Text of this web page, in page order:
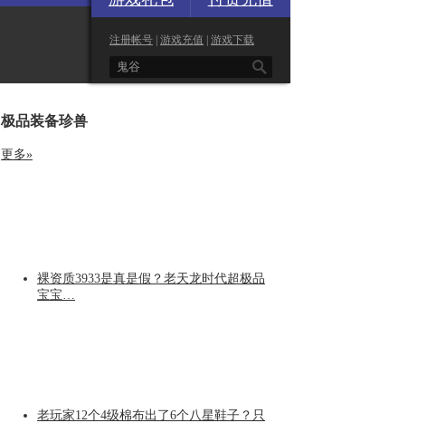
注册帐号 游戏充值 游戏下载

极品装备珍兽
更多»
裸资质3933是真是假？老天龙时代超极品
宝宝…
老玩家12个4级棉布出了6个八星鞋子？只